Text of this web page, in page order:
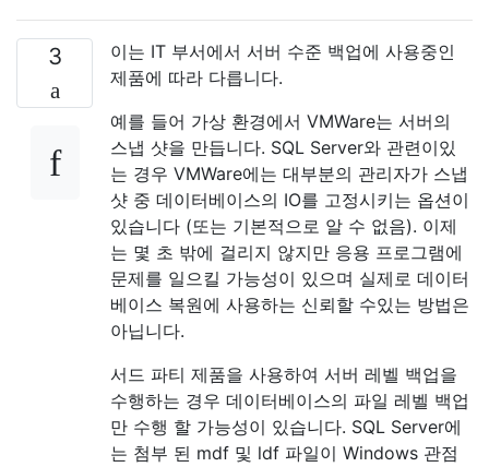
3
이는 IT 부서에서 서버 수준 백업에 사용중인
제품에 따라 다릅니다.
예를 들어 가상 환경에서 VMWare는 서버의
스냅 샷을 만듭니다. SQL Server와 관련이있
는 경우 VMWare에는 대부분의 관리자가 스냅
샷 중 데이터베이스의 IO를 고정시키는 옵션이
있습니다 (또는 기본적으로 알 수 없음). 이제
는 몇 초 밖에 걸리지 않지만 응용 프로그램에
문제를 일으킬 가능성이 있으며 실제로 데이터
베이스 복원에 사용하는 신뢰할 수있는 방법은
아닙니다.
서드 파티 제품을 사용하여 서버 레벨 백업을
수행하는 경우 데이터베이스의 파일 레벨 백업
만 수행 할 가능성이 있습니다. SQL Server에
는 첨부 된 mdf 및 ldf 파일이 Windows 관점